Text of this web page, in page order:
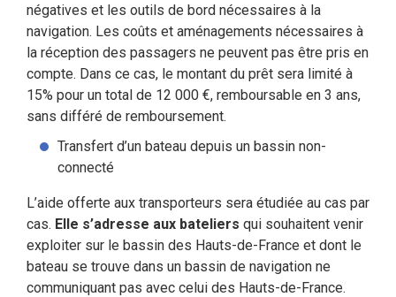
négatives et les outils de bord nécessaires à la
navigation. Les coûts et aménagements nécessaires à
la réception des passagers ne peuvent pas être pris en
compte. Dans ce cas, le montant du prêt sera limité à
15% pour un total de 12 000 €, remboursable en 3 ans,
sans différé de remboursement.
Transfert d’un bateau depuis un bassin non-
connecté
L’aide offerte aux transporteurs sera étudiée au cas par
cas. Elle s’adresse aux bateliers qui souhaitent venir
exploiter sur le bassin des Hauts-de-France et dont le
bateau se trouve dans un bassin de navigation ne
communiquant pas avec celui des Hauts-de-France.